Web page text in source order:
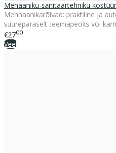
Mehaaniku-sanitaartehniku
Mehhaanikarõivad: praktiline ja
suurepäraselt teemapeoks või
€2700
Veel